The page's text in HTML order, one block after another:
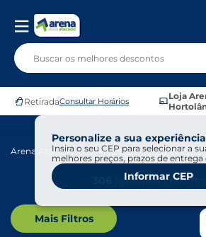
RetiradaConsultar Horários
Loja
Personalize a sua
Insira o seu CEP para selecionar a
melhores preços, prazos de entrega
Informar CEP
Arena Atacado Mercearia Temperos E
Produtos
Mais Filtros